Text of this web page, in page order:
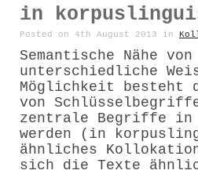
in
Posted on 4th August 2013 in
Semantische Nähe
unterschiedliche
Möglichkeit besteht
von
zentrale Begriffe in
werden (in
ähnliches
sich die Texte